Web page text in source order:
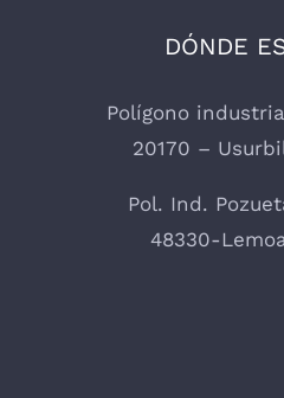
DÓNDE
Polígono
20170 –
Pol. Ind.
48330-